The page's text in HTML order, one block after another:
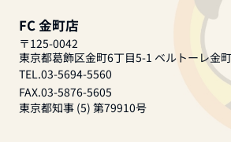
FC 金町店
〒125-0042
東京都葛飾区金町6丁目5-1 ベルトーレ金
TEL.03-5694-5560
FAX.03-5876-5605
東京都知事 (5) 第79910号